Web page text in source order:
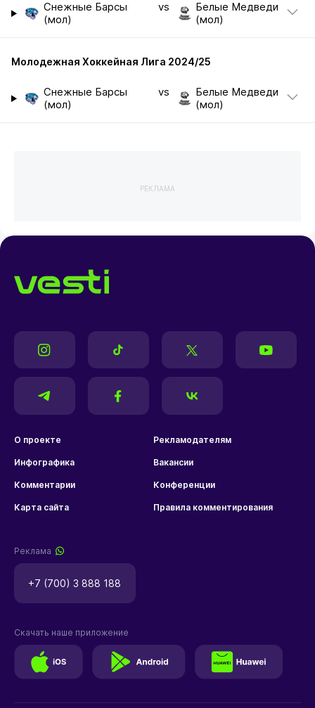
Снежные Барсы
(мол)
vs
Белые Медведи
(мол)
Молодежная Хоккейная Лига 2024/25
Снежные Барсы
(мол)
vs
Белые Медведи
(мол)
РЕКЛАМА
О проекте Рекламодателям
Инфографика Вакансии
Комментарии Конференции
Карта сайта Правила комментирования
Реклама
+7 (700) 3 888 188
Скачать наше приложение